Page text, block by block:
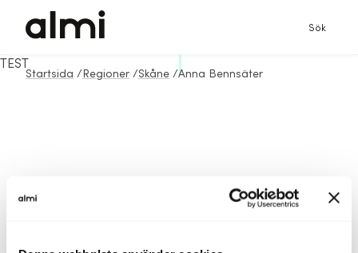
Sök
Startsida / Regioner /Skåne /Anna Bennsäter
TEST